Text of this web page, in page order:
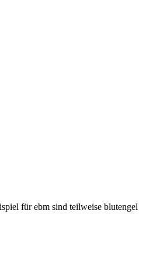
für ebm sind teilweise blutengel